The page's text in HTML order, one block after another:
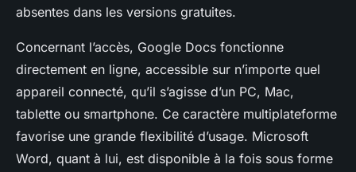
absentes dans les versions gratuites.
Concernant l’accès, Google Docs fonctionne
directement en ligne, accessible sur n’importe quel
appareil connecté, qu’il s’agisse d’un PC, Mac,
tablette ou smartphone. Ce caractère multiplateforme
favorise une grande flexibilité d’usage. Microsoft
Word, quant à lui, est disponible à la fois sous forme